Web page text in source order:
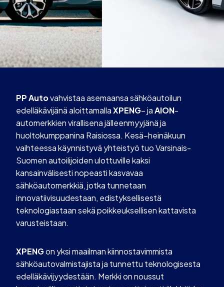
PP Autovahvistaa asemaansa sähköautoilun
edelläkävijänä aloittamallaXPENG– jaAION-
automerkkien virallisena jälleenmyyjänä ja
huoltokumppanina Raisiossa. Kesä–heinäkuun
vaihteessa käynnistyvä yhteistyö tuo Varsinais-
Suomen autoilijoiden ulottuville kaksi
kansainvälisesti nopeasti kasvavaa
sähköautomerkkiä, jotka tunnetaan
innovatiivisuudestaan, edistyksellisestä
teknologiastaan sekä poikkeuksellisen kattavista
varusteistaan.
XPENGon yksi maailman kiinnostavimmista
sähköautovalmistajista ja tunnettu teknologisesta
edelläkävijyydestään. Merkki on noussut